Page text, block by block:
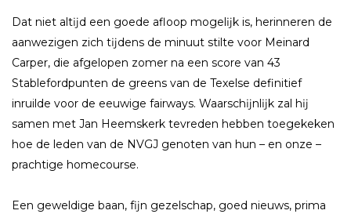
Dat niet altĳd een goede afloop mogelĳk is, herinneren de
aanwezigen zich tĳdens de minuut stilte voor Meinard
Carper, die afgelopen zomer na een score van 43
Stablefordpunten de greens van de Texelse definitief
inruilde voor de eeuwige fairways. Waarschĳnlĳk zal hĳ
samen met Jan Heemskerk tevreden hebben toegekeken
hoe de leden van de NVGJ genoten van hun – en onze –
prachtige homecourse.
Een geweldige baan, fĳn gezelschap, goed nieuws, prima